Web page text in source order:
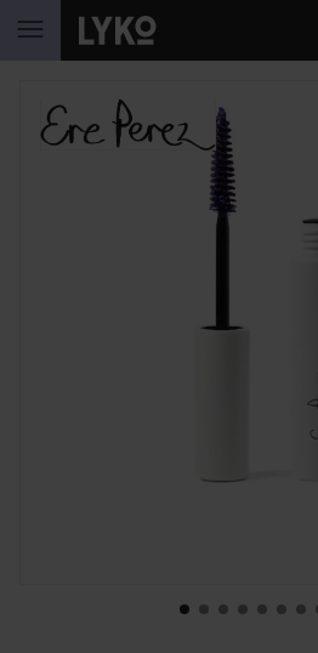
HOPPA TILL INNEHÅLLET
HOPPA ÖVER SEKTIONEN